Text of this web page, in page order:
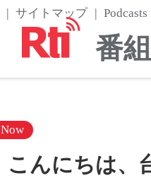
| サイトマップ | Podcasts
番組
こんにちは、